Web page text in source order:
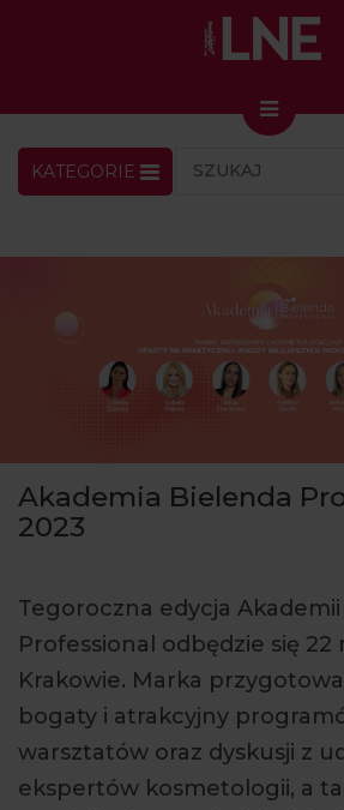
LNENEWS
KONGRES I
49. edycja w Krakowie
VIDEO
PODCAST
O NAS
WYDARZENIA
KATEGORIE
Akademia Bielenda
2023
Tegoroczna edycja
Professional odbędzie się 22
Krakowie. Marka
bogaty i atrakcyjny
warsztatów oraz dyskusji z
ekspertów kosmetologii, a